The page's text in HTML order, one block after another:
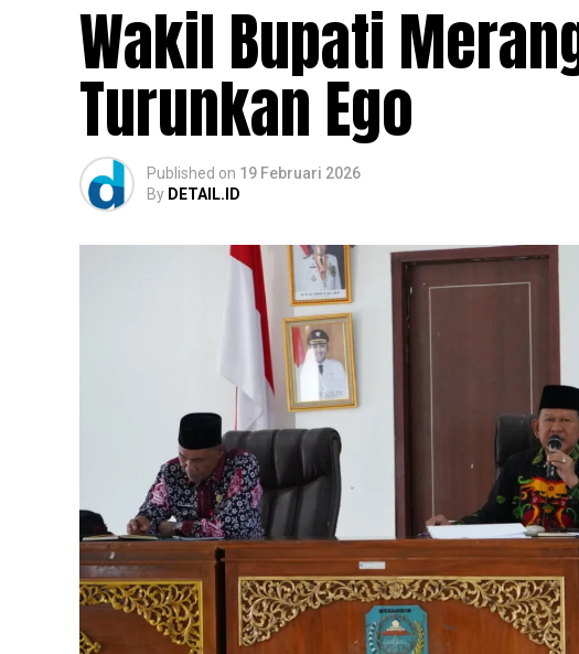
Wakil Bupati
Turunkan Ego
Published on 19 Februari 2026
By DETAIL.ID